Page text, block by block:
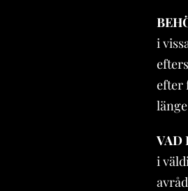
i
efter
länge
VAD
i